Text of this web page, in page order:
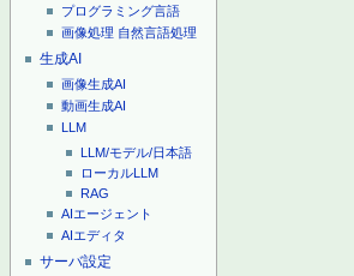
プログラミング言語
画像処理 自然言語処理
生成AI
画像生成AI
動画生成AI
LLM
LLM/モデル/日本語
ローカルLLM
RAG
AIエージェント
AIエディタ
サーバ設定